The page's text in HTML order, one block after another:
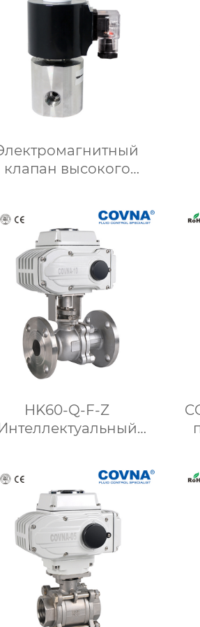
клапан высокого
природного газа
HK60-Q-F-Z
приводом